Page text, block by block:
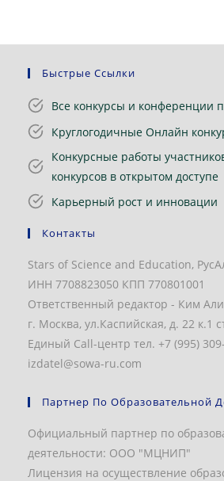
Быстрые Ссылки
Все конкурсы и конференции
Круглогодичные Онлайн
Конкурсные работы
конкурсов в открытом доступе
Карьерный рост и инновации
Контакты
Stars of Science and Education,
ИНН 7708823050 КПП 770801001
Ответственный редактор - Ким
г. Москва, ул.Каспийская, д. 22 к.1
Единый Call-центр тел. +7 (995)
izdatel@sowa-ru.com
Партнер По Образовательной
Официальный партнер по
деятельности: ООО "МЦНИП"
Лицензия на осуществление